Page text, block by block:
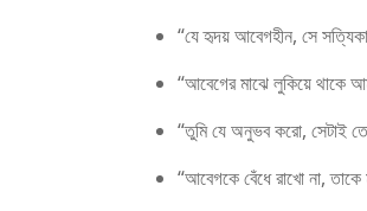
“যে হৃদয় আবেগহীন, সে
“আবেগের মাঝে লুকিয়ে থাকে
“তুমি যে অনুভব করো, সেটাই
“আবেগকে বেঁধে রাখো না,